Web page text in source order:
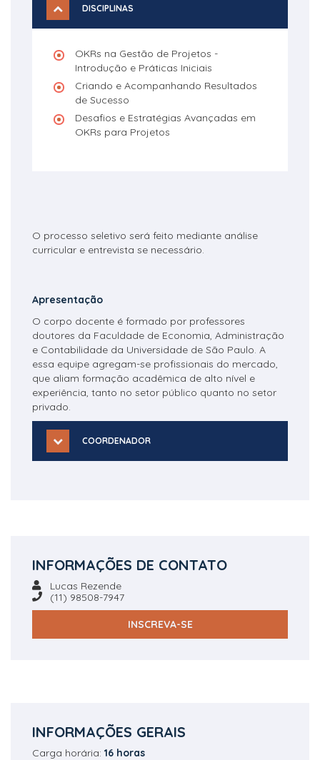
DISCIPLINAS
OKRs na Gestão de Projetos -
Introdução e Práticas Iniciais
Criando e Acompanhando Resultados
de Sucesso
Desafios e Estratégias Avançadas em
OKRs para Projetos
O processo seletivo será feito mediante análise
curricular e entrevista se necessário.
Apresentação
O corpo docente é formado por professores
doutores da Faculdade de Economia, Administração
e Contabilidade da Universidade de São Paulo. A
essa equipe agregam-se profissionais do mercado,
que aliam formação acadêmica de alto nível e
experiência, tanto no setor público quanto no setor
privado.
COORDENADOR
INFORMAÇÕES DE CONTATO
Lucas Rezende
(11) 98508-7947
INSCREVA-SE
INFORMAÇÕES GERAIS
Carga horária: 16 horas